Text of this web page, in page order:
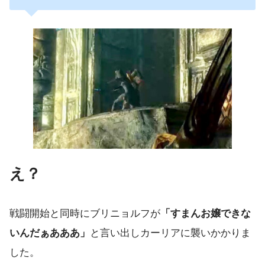
え？
戦闘開始と同時にブリニョルフが 「すまんお嬢できな
いんだぁあああ」 と言い出しカーリアに襲いかかりま
した。